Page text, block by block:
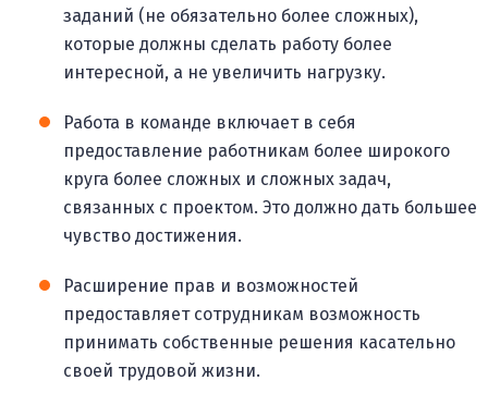
заданий (не обязательно более сложных),
которые должны сделать работу более
интересной, а не увеличить нагрузку.
Работа в команде включает в себя
предоставление работникам более широкого
круга более сложных и сложных задач,
связанных с проектом. Это должно дать большее
чувство достижения.
Расширение прав и возможностей
предоставляет сотрудникам возможность
принимать собственные решения касательно
своей трудовой жизни.